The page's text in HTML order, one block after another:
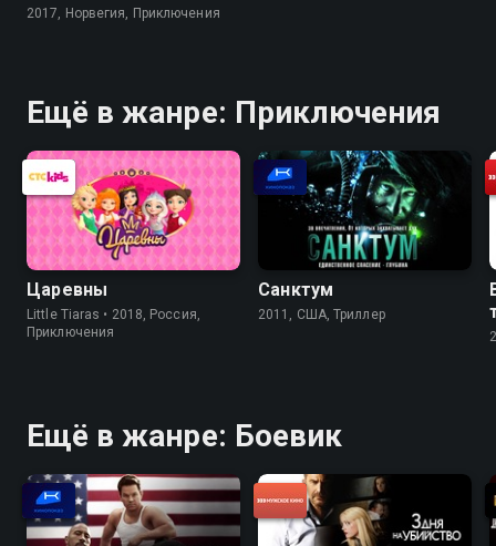
2017, Норвегия, Приключения
Ещё в жанре: Приключения
Царевны
Little Tiaras • 2018, Россия,
Приключения
Санктум
2011, США, Триллер
Ещё в жанре: Боевик